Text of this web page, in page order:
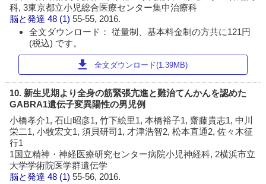
科, 3東京都立小児総合医療センター集中治療科
脳と発達 48 (1)55-55, 2016.
全文ダウンロード： 従量制、基本料金制の方共に121円
(税込) です。
download 全文ダウンロード(1.39MB)
10. 新生児期より全身の筋緊張亢進と難治てんかんを認めた
GABRA1遺伝子変異陽性の男児例
小橋孝介1, 石山昭彦1, 竹下絵里1, 本橋裕子1, 齋藤貴志1, 中川
栄二1, 小牧宏文1, 須貝研司1, 才津浩智2, 松本直通2, 佐々木征
行1
1国立精神・神経医療研究センター病院小児神経科, 2横浜市立
大学学術院医学群遺伝学
脳と発達 48 (1)55-56, 2016.